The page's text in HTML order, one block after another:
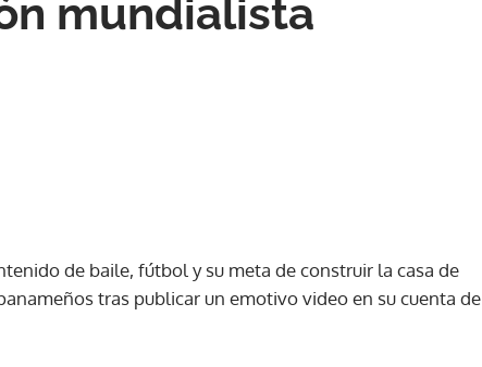
mundialista
de baile, fútbol y su meta de construir la casa de
tras publicar un emotivo video en su cuenta de